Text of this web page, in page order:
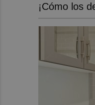
¡Cómo los